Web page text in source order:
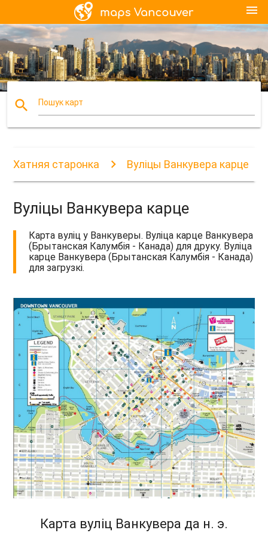
menu
search Пошук карт
Хатняя старонка Вуліцы Ванкувера карце
Вуліцы Ванкувера карце
Карта вуліц у Ванкуверы. Вуліца карце Ванкувера
(Брытанская Калумбія - Канада) для друку. Вуліца
карце Ванкувера (Брытанская Калумбія - Канада)
для загрузкі.
Карта вуліц Ванкувера да н. э.